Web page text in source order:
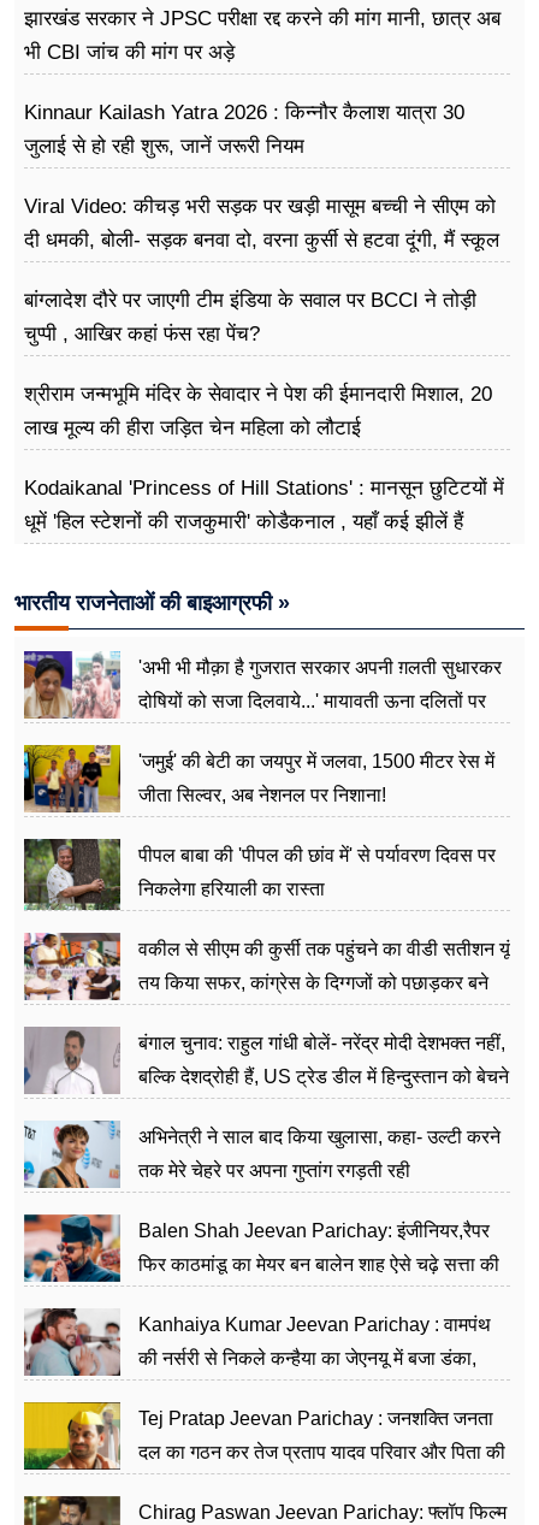
झारखंड सरकार ने JPSC परीक्षा रद्द करने की मांग मानी, छात्र अब
भी CBI जांच की मांग पर अड़े
Kinnaur Kailash Yatra 2026 : किन्नौर कैलाश यात्रा 30
जुलाई से हो रही शुरू, जानें जरूरी नियम
Viral Video: कीचड़ भरी सड़क पर खड़ी मासूम बच्ची ने सीएम को
दी धमकी, बोली- सड़क बनवा दो, वरना कुर्सी से हटवा दूंगी, मैं स्कूल
बांग्लादेश दौरे पर जाएगी टीम इंडिया के सवाल पर BCCI ने तोड़ी
चुप्पी , आखिर कहां फंस रहा पेंच?
श्रीराम जन्मभूमि मंदिर के सेवादार ने पेश की ईमानदारी मिशाल, 20
लाख मूल्य की हीरा जड़ित चेन महिला को लौटाई
Kodaikanal 'Princess of Hill Stations' : मानसून छुटिटयों में
धूमें 'हिल स्टेशनों की राजकुमारी' कोडैकनाल , यहाँ कई झीलें हैं
भारतीय राजनेताओं की बाइआग्रफी »
'अभी भी मौक़ा है गुजरात सरकार अपनी ग़लती सुधारकर
दोषियों को सजा दिलवाये...' मायावती ऊना दलितों पर
'जमुई' की बेटी का जयपुर में जलवा, 1500 मीटर रेस में
जीता सिल्वर, अब नेशनल पर निशाना!
पीपल बाबा की 'पीपल की छांव में' से पर्यावरण दिवस पर
निकलेगा हरियाली का रास्ता
वकील से सीएम की कुर्सी तक पहुंचने का वीडी सतीशन यूं
तय किया सफर, कांग्रेस के दिग्गजों को पछाड़कर बने
बंगाल चुनाव: राहुल गांधी बोलें- नरेंद्र मोदी देशभक्त नहीं,
बल्कि देशद्रोही हैं, US ट्रेड डील में हिन्दुस्तान को बेचने
अभिनेत्री ने साल बाद किया खुलासा, कहा- उल्टी करने
तक मेरे चेहरे पर अपना गुप्तांग रगड़ती रही
Balen Shah Jeevan Parichay: इंजीनियर,रैपर
फिर काठमांडू का मेयर बन बालेन शाह ऐसे चढ़े सत्ता की
Kanhaiya Kumar Jeevan Parichay : वामपंथ
की नर्सरी से निकले कन्हैया का जेएनयू में बजा डंका,
Tej Pratap Jeevan Parichay : जनशक्ति जनता
दल का गठन कर तेज प्रताप यादव परिवार और पिता की
Chirag Paswan Jeevan Parichay: फ्लॉप फिल्म